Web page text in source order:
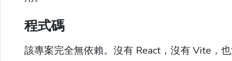
程式碼
該專案完全無依賴。沒有 React，沒有 Vite，